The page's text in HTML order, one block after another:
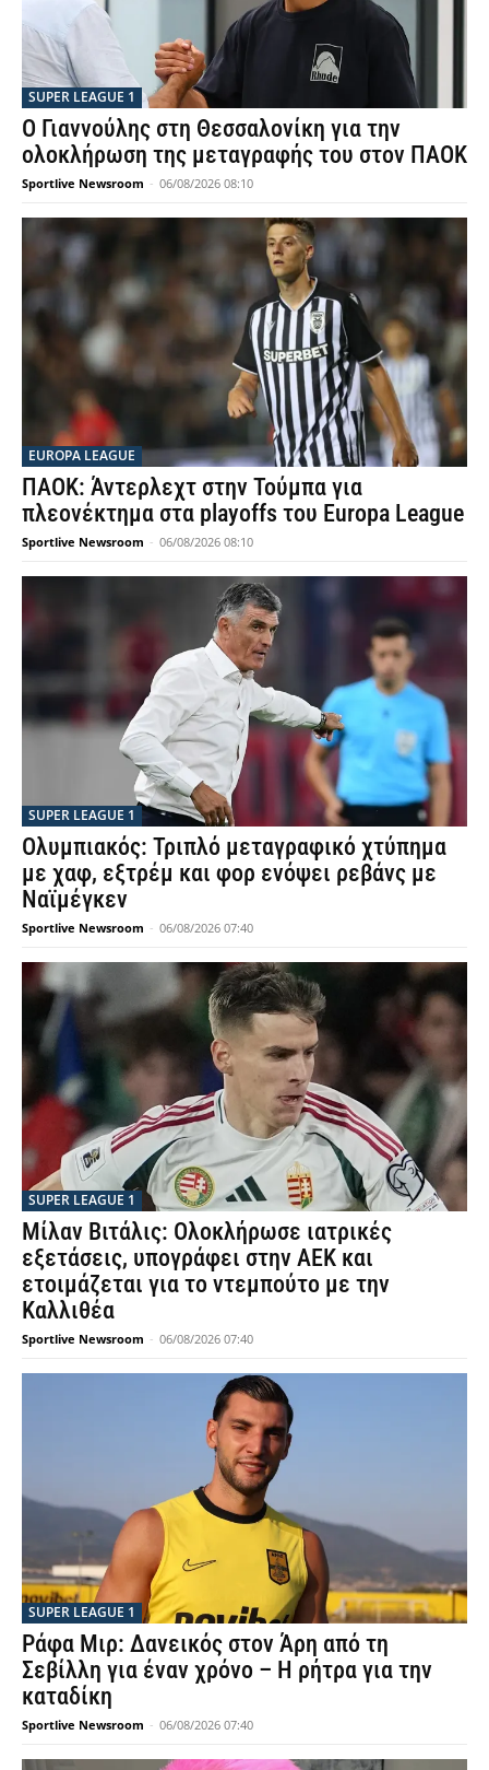
SUPER LEAGUE 1
Ο Γιαννούλης στη Θεσσαλονίκη για την
ολοκλήρωση της μεταγραφής του στον ΠΑΟΚ
Sportlive Newsroom - 06/08/2026 08:10
EUROPA LEAGUE
ΠΑΟΚ: Άντερλεχτ στην Τούμπα για
πλεονέκτημα στα playoffs του Europa League
Sportlive Newsroom - 06/08/2026 08:10
SUPER LEAGUE 1
Ολυμπιακός: Τριπλό μεταγραφικό χτύπημα
με χαφ, εξτρέμ και φορ ενόψει ρεβάνς με
Ναϊμέγκεν
Sportlive Newsroom - 06/08/2026 07:40
SUPER LEAGUE 1
Μίλαν Βιτάλις: Ολοκλήρωσε ιατρικές
εξετάσεις, υπογράφει στην ΑΕΚ και
ετοιμάζεται για το ντεμπούτο με την
Καλλιθέα
Sportlive Newsroom - 06/08/2026 07:40
SUPER LEAGUE 1
Ράφα Μιρ: Δανεικός στον Άρη από τη
Σεβίλλη για έναν χρόνο – Η ρήτρα για την
καταδίκη
Sportlive Newsroom - 06/08/2026 07:40